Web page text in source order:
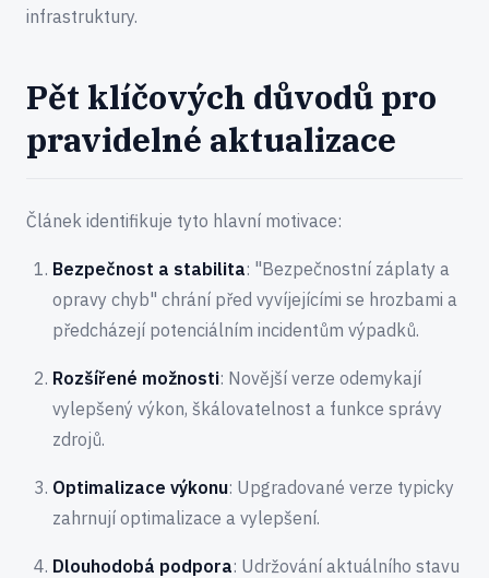
infrastruktury.
Pět klíčových důvodů pro
pravidelné aktualizace
Článek identifikuje tyto hlavní motivace:
Bezpečnost a stabilita: "Bezpečnostní záplaty a
opravy chyb" chrání před vyvíjejícími se hrozbami a
předcházejí potenciálním incidentům výpadků.
Rozšířené možnosti: Novější verze odemykají
vylepšený výkon, škálovatelnost a funkce správy
zdrojů.
Optimalizace výkonu: Upgradované verze typicky
zahrnují optimalizace a vylepšení.
Dlouhodobá podpora: Udržování aktuálního stavu